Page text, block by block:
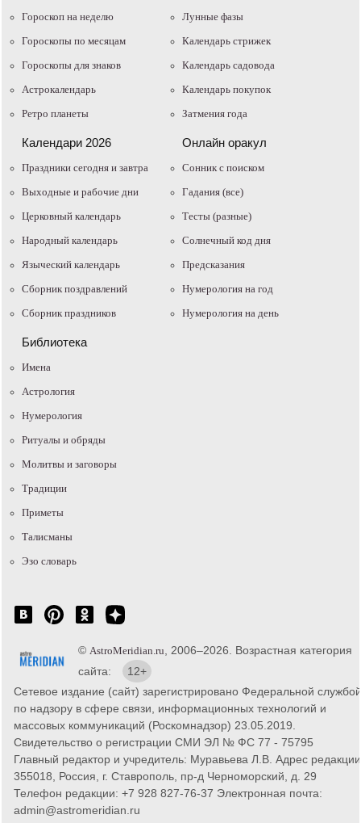
Гороскоп на неделю
Гороскопы по месяцам
Гороскопы для знаков
Астрокалендарь
Ретро планеты
Лунные фазы
Календарь стрижек
Календарь садовода
Календарь покупок
Затмения года
Календари 2026
Праздники сегодня и завтра
Выходные и рабочие дни
Церковный календарь
Народный календарь
Языческий календарь
Сборник поздравлений
Сборник праздников
Онлайн оракул
Cонник с поиском
Гадания (все)
Тесты (разные)
Солнечный код дня
Предсказания
Нумерология на год
Нумерология на день
Библиотека
Имена
Астрология
Нумерология
Ритуалы и обряды
Молитвы и заговоры
Традиции
Приметы
Талисманы
Эзо словарь
© AstroMeridian.ru, 2006–2026. Возрастная категория
сайта:
12+
Сетевое издание (сайт) зарегистрировано Федеральной службой
по надзору в сфере связи, информационных технологий и
массовых коммуникаций (Роскомнадзор) 23.05.2019.
Свидетельство о регистрации СМИ ЭЛ № ФС 77 - 75795
Главный редактор и учредитель: Муравьева Л.В. Адрес
355018, Россия, г. Ставрополь, пр-д Черноморский, д. 29
Телефон редакции: +7 928 827-76-37 Электронная почта:
admin@astromeridian.ru